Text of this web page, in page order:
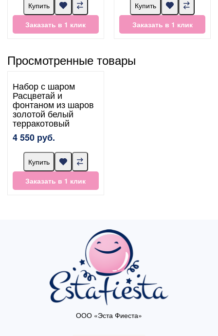
Купить
Заказать в 1 клик
Купить
Заказать в 1 клик
Просмотренные товары
Набор с шаром
Расцветай и
фонтаном из шаров
золотой белый
терракотовый
4 550 руб.
Купить
Заказать в 1 клик
ООО «Эста Фиеста»